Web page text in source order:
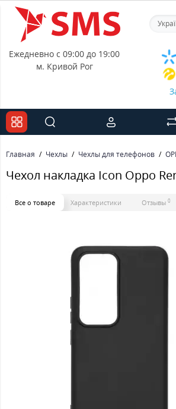
Ежедневно с 09:00 до 19:00
м. Кривой Рог
Главная Чехлы Чехлы для телефонов
Чехол накладка Icon Oppo
Все о товаре Характеристики Отзывы 0